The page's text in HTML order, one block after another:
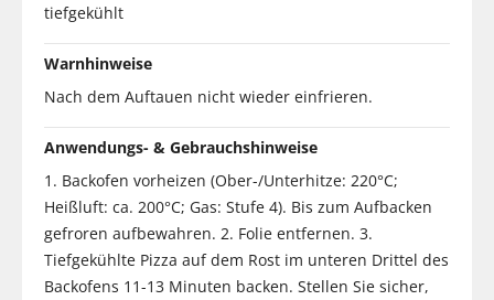
tiefgekühlt
Warnhinweise
Nach dem Auftauen nicht wieder einfrieren.
Anwendungs- & Gebrauchshinweise
1. Backofen vorheizen (Ober-/Unterhitze: 220°C;
Heißluft: ca. 200°C; Gas: Stufe 4). Bis zum Aufbacken
gefroren aufbewahren. 2. Folie entfernen. 3.
Tiefgekühlte Pizza auf dem Rost im unteren Drittel des
Backofens 11-13 Minuten backen. Stellen Sie sicher,